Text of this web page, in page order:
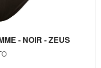
- NOIR - ZEUS